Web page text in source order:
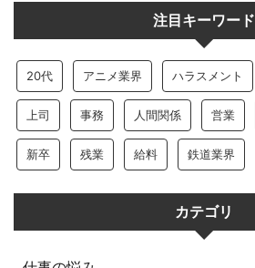
注目キーワード
20代 アニメ業界 ハラスメント
上司 事務 人間関係 営業
新卒 残業 給料 鉄道業界
カテゴリ